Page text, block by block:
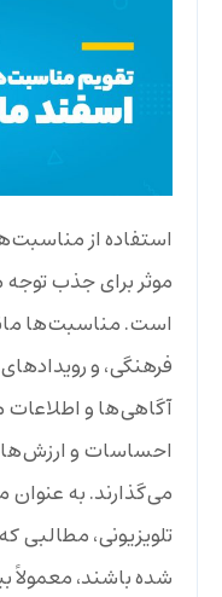
استفاده از
موثر برای جذب توجه
است. مناسبت‌ها
فرهنگی، و
آگاهی‌ها و اطلاعات
احساسات و
می‌گذارند. به عنوان
تلویزیونی،
شده باشند، معمولاً